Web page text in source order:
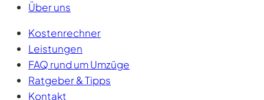
Über uns
Kostenrechner
Leistungen
FAQ rund um Umzüge
Ratgeber & Tipps
Kontakt